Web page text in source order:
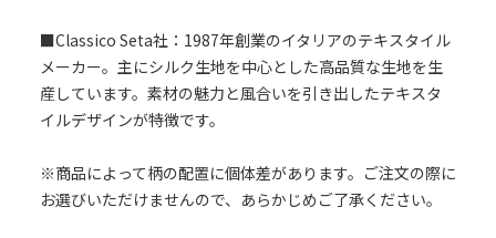
■Classico Seta社：1987年創業のイタリアのテキスタイル
メーカー。主にシルク生地を中心とした高品質な生地を生
産しています。素材の魅力と風合いを引き出したテキスタ
イルデザインが特徴です。
※商品によって柄の配置に個体差があります。ご注文の際に
お選びいただけませんので、あらかじめご了承ください。